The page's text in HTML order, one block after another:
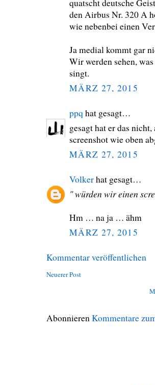
quatscht deutsche
den Airbus Nr. 320 A
wie nebenbei einen
Ja medial kommt gar
Wir werden sehen,
singt.
MÄRZ 27, 2015
ppq hat gesagt…
gesagt hat er das
screenshot wie oben
MÄRZ 27, 2015
Volkerhat gesagt…
" würden wir einen
Hm … na ja … ähm
MÄRZ 27, 2015
Kommentar veröffentlichen
Neuerer Post
AbonnierenKommentare